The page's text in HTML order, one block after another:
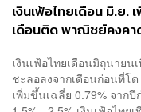
เงินเฟ้อไทยเดือน มิ.ย.
เดือนติด พาณิชย์คงคา
เงินเฟ้อไทยเดือนมิถุนาย
ชะลอลงจากเดือนก่อนที่โต
เพิ่มขึ้นเฉลี่ย 0.79% จา